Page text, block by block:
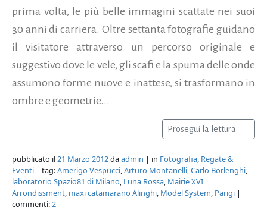
prima volta, le più belle immagini scattate nei suoi
30 anni di carriera. Oltre settanta fotografie guidano
il visitatore attraverso un percorso originale e
suggestivo dove le vele, gli scafi e la spuma delle onde
assumono forme nuove e inattese, si trasformano in
ombre e geometrie...
Prosegui la lettura
pubblicato il21 Marzo 2012daadmin | in Fotografia, Regate &
Eventi | tag:Amerigo Vespucci,Arturo Montanelli,Carlo Borlenghi,
laboratorio Spazio81 di Milano, Luna Rossa, Mairie XVI
Arrondissment, maxi catamarano Alinghi, Model System, Parigi |
commenti:2